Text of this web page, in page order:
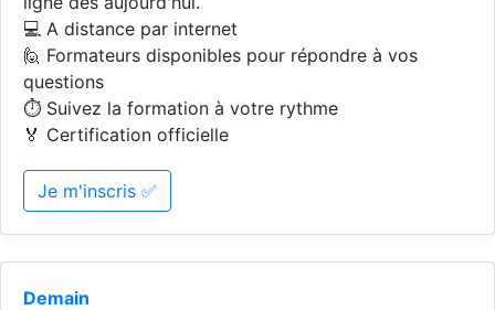
💻 A distance par internet
🙋 Formateurs disponibles pour répondre à vos
questions
⏱️ Suivez la formation à votre rythme
🏅 Certification officielle
Je m'inscris ✅
Demain